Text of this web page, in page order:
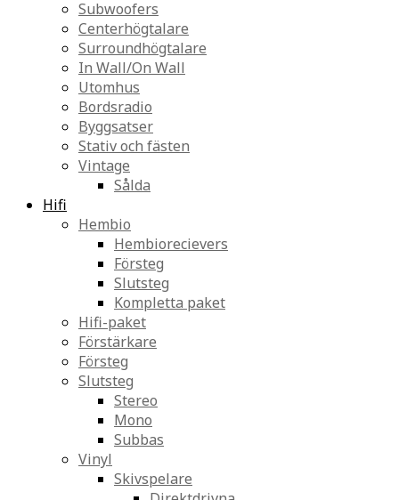
Subwoofers
Centerhögtalare
Surroundhögtalare
In Wall/On Wall
Utomhus
Bordsradio
Byggsatser
Stativ och fästen
Vintage
Sålda
Hifi
Hembio
Hembiorecievers
Försteg
Slutsteg
Kompletta paket
Hifi-paket
Förstärkare
Försteg
Slutsteg
Stereo
Mono
Subbas
Vinyl
Skivspelare